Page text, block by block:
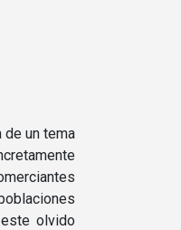
un tema
olvido